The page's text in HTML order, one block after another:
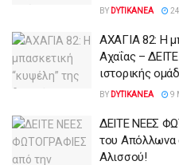
BY DYTIKANEA
ΑΧΑΓΙΑ 82: Η
Αχαΐας –
ιστορικής
BY DYTIKANEA 9
ΔΕΙΤΕ ΝΕΕΣ
του Απόλλωνα
Αλισσού!